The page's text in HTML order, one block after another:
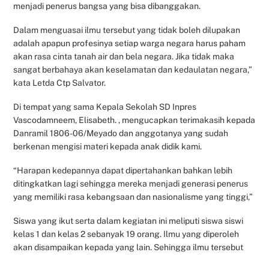
menjadi penerus bangsa yang bisa dibanggakan.
Dalam menguasai ilmu tersebut yang tidak boleh dilupakan
adalah apapun profesinya setiap warga negara harus paham
akan rasa cinta tanah air dan bela negara. Jika tidak maka
sangat berbahaya akan keselamatan dan kedaulatan negara,”
kata Letda Ctp Salvator.
Di tempat yang sama Kepala Sekolah SD Inpres
Vascodamneem, Elisabeth. , mengucapkan terimakasih kepada
Danramil 1806-06/Meyado dan anggotanya yang sudah
berkenan mengisi materi kepada anak didik kami.
“Harapan kedepannya dapat dipertahankan bahkan lebih
ditingkatkan lagi sehingga mereka menjadi generasi penerus
yang memiliki rasa kebangsaan dan nasionalisme yang tinggi,”
Siswa yang ikut serta dalam kegiatan ini meliputi siswa siswi
kelas 1 dan kelas 2 sebanyak 19 orang. Ilmu yang diperoleh
akan disampaikan kepada yang lain. Sehingga ilmu tersebut